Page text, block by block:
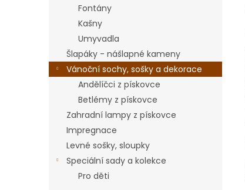
Fontány
Kašny
Umyvadla
Šlapáky - nášlapné kameny
Vánoční sochy, sošky a dekorace
Andělíčci z pískovce
Betlémy z pískovce
Zahradní lampy z pískovce
Impregnace
Levné sošky, sloupky
Speciální sady a kolekce
Pro děti